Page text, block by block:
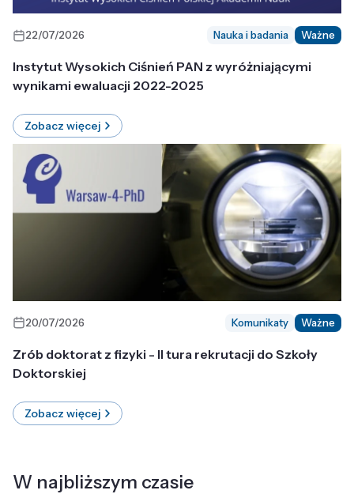
22/07/2026 Nauka i badania Ważne
Instytut Wysokich Ciśnień PAN z wyróżniającymi
wynikami ewaluacji 2022-2025
Zobacz więcej
20/07/2026 Komunikaty Ważne
Zrób doktorat z fizyki - II tura rekrutacji do Szkoły
Doktorskiej
Zobacz więcej
W najbliższym czasie